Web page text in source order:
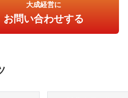
大成経営に
お問い合わせする